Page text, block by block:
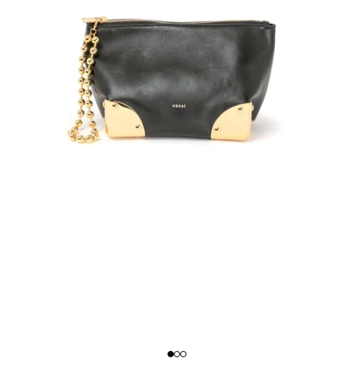
I18n Error: Missing interpolation
I18n Error: Missing interpolation
I18n Error: Missing interpolation